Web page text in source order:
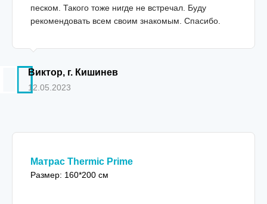
песком. Такого тоже нигде не встречал. Буду
рекомендовать всем своим знакомым. Спасибо.
Виктор, г. Кишинев
12.05.2023
Матрас Thermic Prime
Размер: 160*200 см